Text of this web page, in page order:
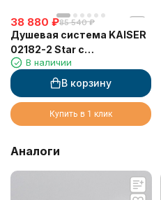
38 880 ₽85 540 ₽
Душевая система KAISER
02182-2 Star с
термостатом 6282
В наличии
В корзину
Купить в 1 клик
Аналоги